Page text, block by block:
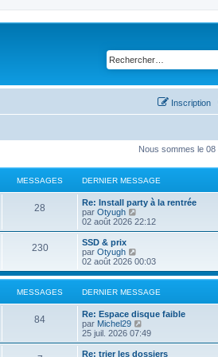
Inscription
Nous sommes le
MESSAGES DERNIER MESSAGE
28
Re: Install party à la rentrée
par Otyugh
o
n
l
e
r
l
e
d
e
r
n
i
02 août 2026 22:12
230
SSD & prix
par Otyugh
o
n
s
u
e
r
l
e
02 août 2026 00:03
MESSAGES DERNIER MESSAGE
84
Re: Espace disque faible
par Michel29
o
n
s
25 juil. 2026 07:49
Re: trier les dossiers